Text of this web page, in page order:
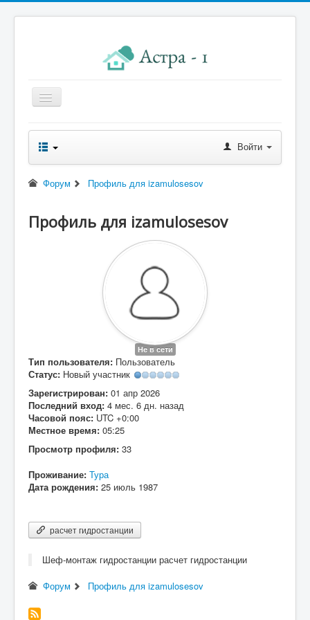
Главная
Новости правления
Начисления к оплате
Реквизиты
Войти
Форум Профиль для izamulosesov
Профиль для izamulosesov
Не в сети
Тип пользователя: Пользователь
Статус: Новый участник
Зарегистрирован: 01 апр 2026
Последний вход: 4 мес. 6 дн. назад
Часовой пояс: UTC +0:00
Местное время: 05:25
Просмотр профиля: 33
Проживание: Тура
Дата рождения: 25 июль 1987
расчет гидростанции
Шеф-монтаж гидростанции расчет гидростанции
Форум
Профиль для izamulosesov